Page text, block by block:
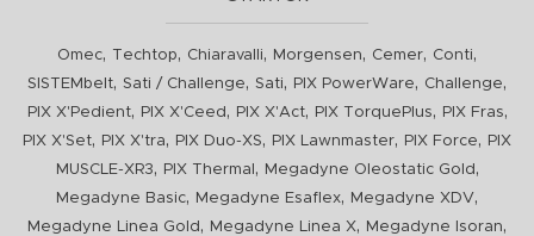
Omec, Techtop, Chiaravalli, Morgensen, Cemer, Conti,
SISTEMbelt, Sati / Challenge, Sati, PIX PowerWare, Challenge,
PIX X'Pedient, PIX X'Ceed , PIX X'Act, PIX TorquePlus, PIX Fras,
PIX X'Set, PIX X'tra, PIX Duo-XS, PIX Lawnmaster, PIX Force,
PIX
MUSCLE-XR3, PIX Thermal , Megadyne Oleostatic Gold ,
Megadyne Basic, Megadyne Esaflex, Megadyne XDV,
Megadyne Linea Gold , Megadyne Linea X, Megadyne Isoran,